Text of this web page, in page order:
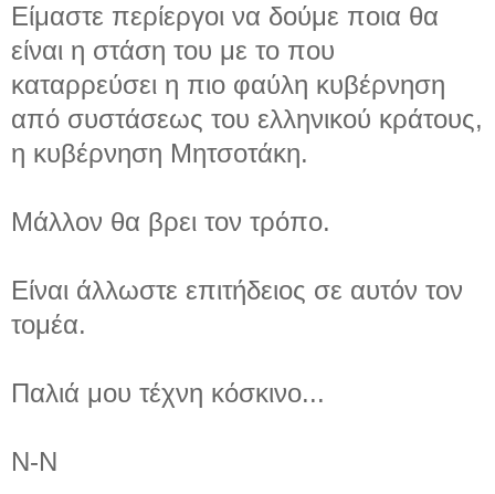
Είμαστε περίεργοι να δούμε ποια θα
είναι η στάση του με το που
καταρρεύσει η πιο φαύλη κυβέρνηση
από συστάσεως του ελληνικού κράτους,
η κυβέρνηση Μητσοτάκη.
Μάλλον θα βρει τον τρόπο.
Είναι άλλωστε επιτήδειος σε αυτόν τον
τομέα.
Παλιά μου τέχνη κόσκινο...
Ν-Ν